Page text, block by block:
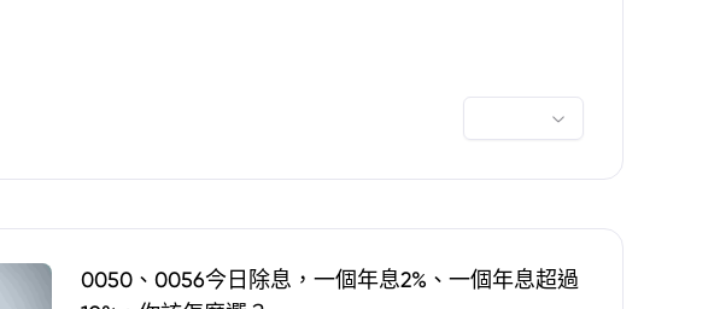
0050、0056今日除息，一個年息2%、一個年息超過